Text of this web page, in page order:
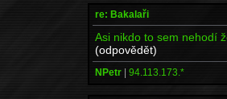
re: Bakalaři
Asi nikdo to sem nehodí
(odpovědět)
NPetr | 94.113.173.*